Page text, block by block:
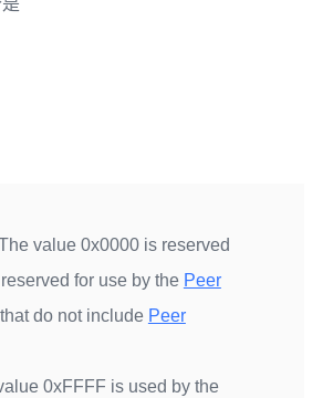
value 0x0000 is reserved
for use by the Peer
do not include Peer
0xFFFF is used by the